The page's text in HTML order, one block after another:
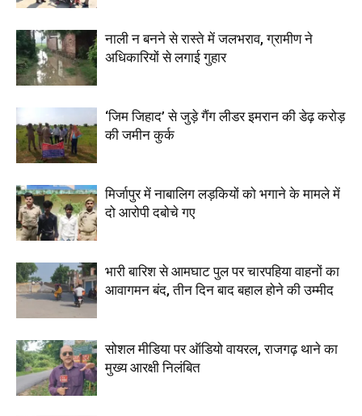
नाली न बनने से रास्ते में जलभराव, ग्रामीण ने
अधिकारियों से लगाई गुहार
‘जिम जिहाद’ से जुड़े गैंग लीडर इमरान की डेढ़ करोड़
की जमीन कुर्क
मिर्जापुर में नाबालिग लड़कियों को भगाने के मामले में
दो आरोपी दबोचे गए
भारी बारिश से आमघाट पुल पर चारपहिया वाहनों का
आवागमन बंद, तीन दिन बाद बहाल होने की उम्मीद
सोशल मीडिया पर ऑडियो वायरल, राजगढ़ थाने का
मुख्य आरक्षी निलंबित